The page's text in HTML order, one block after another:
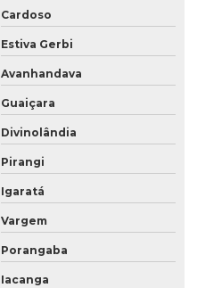
Cardoso
Estiva Gerbi
Avanhandava
Guaiçara
Divinolândia
Pirangi
Igaratá
Vargem
Porangaba
Iacanga